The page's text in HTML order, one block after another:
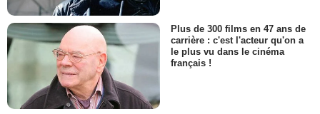
Plus de 300 films en 47 ans de
carrière : c'est l'acteur qu'on a
le plus vu dans le cinéma
français !